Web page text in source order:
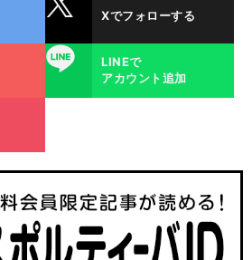
Xでフォローする
LINE
LINEで
アカウント追加